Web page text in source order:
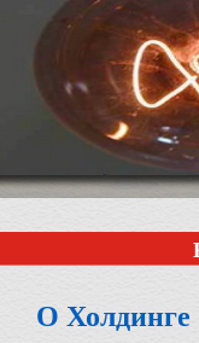
О Холдинге